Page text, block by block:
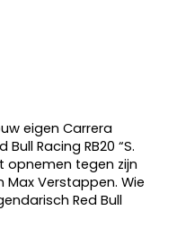
eigen Carrera
Racing RB20 “S.
opnemen tegen zijn
Verstappen. Wie
Red Bull